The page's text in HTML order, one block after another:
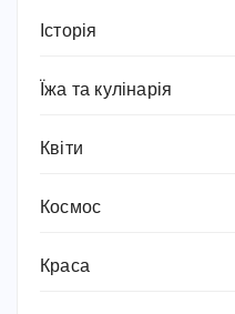
Історія
Їжа та кулінарія
Квіти
Космос
Краса